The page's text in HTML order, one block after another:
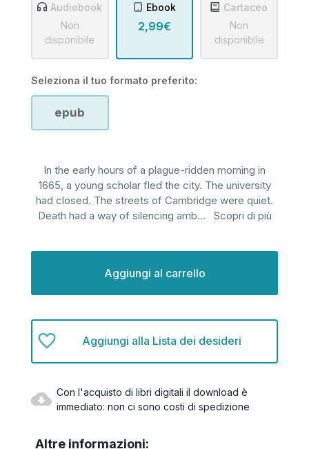
Audiobook
Non
disponibile
Ebook
2,99€
Cartaceo
Non
disponibile
Seleziona il tuo formato preferito:
epub
In the early hours of a plague-ridden morning in
1665, a young scholar fled the city. The university
had closed. The streets of Cambridge were quiet.
Death had a way of silencing amb... Scopri di più
Aggiungi alla Lista dei desideri
Con l'acquisto di libri digitali il download è
immediato: non ci sono costi di spedizione
Altre informazioni: